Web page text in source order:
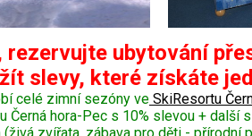
rezervujte ubytování
slevy, které získáte
celé zimní sezóny ve SkiResortu
hora-Pec s 10% slevou + další